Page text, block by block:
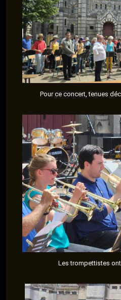
Pour ce concert, tenues
Les trompettistes